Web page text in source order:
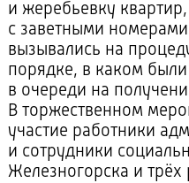
и жеребьевку
с заветными
вызывались на
порядке, в каком
в очереди на
В торжественном
участие работники
и сотрудники
Железногорска и